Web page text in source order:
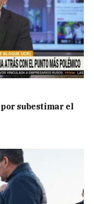
subestimar el